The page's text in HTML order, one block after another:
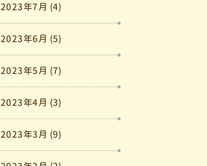
2023年7月 (4)
2023年6月 (5)
2023年5月 (7)
2023年4月 (3)
2023年3月 (9)